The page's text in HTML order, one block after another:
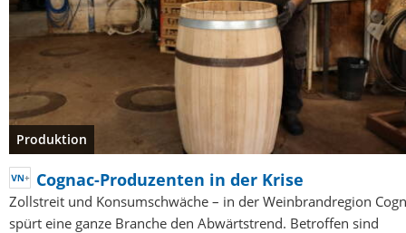
Produktion
Cognac-Produzenten in der Krise
Zollstreit und Konsumschwäche – in der Weinbrandregion
spürt eine ganze Branche den Abwärtstrend. Betroffen sind